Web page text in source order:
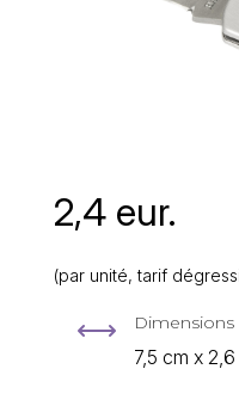
2,4 eur.
(par unité, tarif
, Dimensions
7,5 cm x